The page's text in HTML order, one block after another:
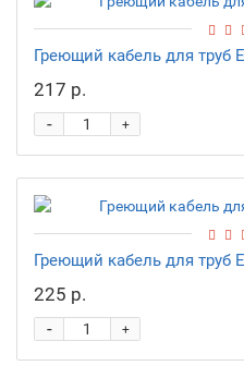
Греющий кабель для труб
217 р.
+
-
Греющий кабель для труб
225 р.
+
-